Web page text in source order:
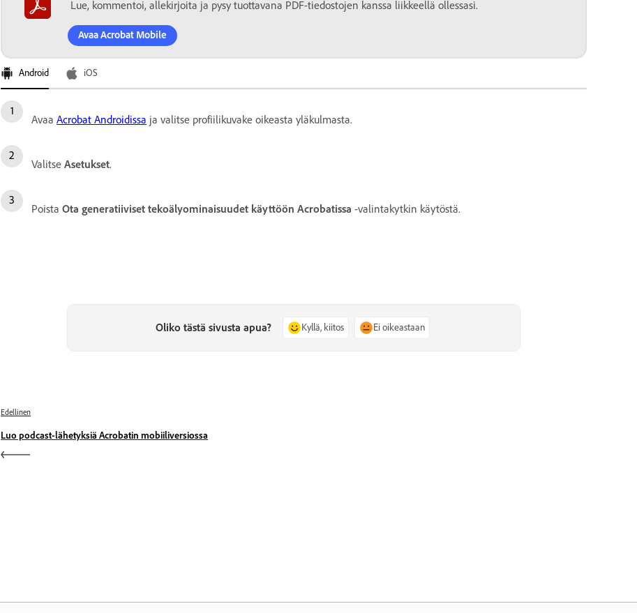
Lue, kommentoi, allekirjoita ja pysy tuottavana PDF-tiedostojen kanssa liikkeellä ollessasi.
Avaa Acrobat Mobile
Android iOS
Avaa Acrobat Androidissa ja valitse profiilikuvake oikeasta yläkulmasta.
Valitse Asetukset.
Poista Ota generatiiviset tekoälyominaisuudet käyttöön Acrobatissa -valintakytkin käytöstä.
Oliko tästä sivusta apua? Kyllä, kiitos Ei oikeastaan
Edellinen
Luo podcast-lähetyksiä Acrobatin mobiiliversiossa